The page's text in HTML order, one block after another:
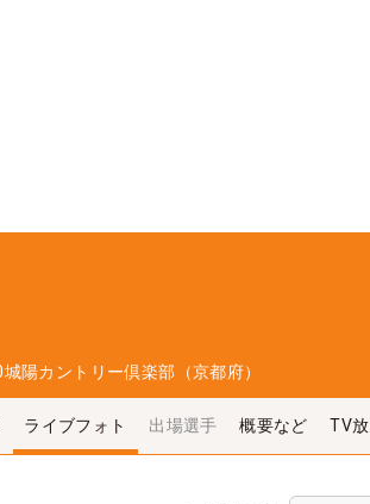
城陽カントリー倶楽部（京都府）
ライブフォト 出場選手 概要など TV